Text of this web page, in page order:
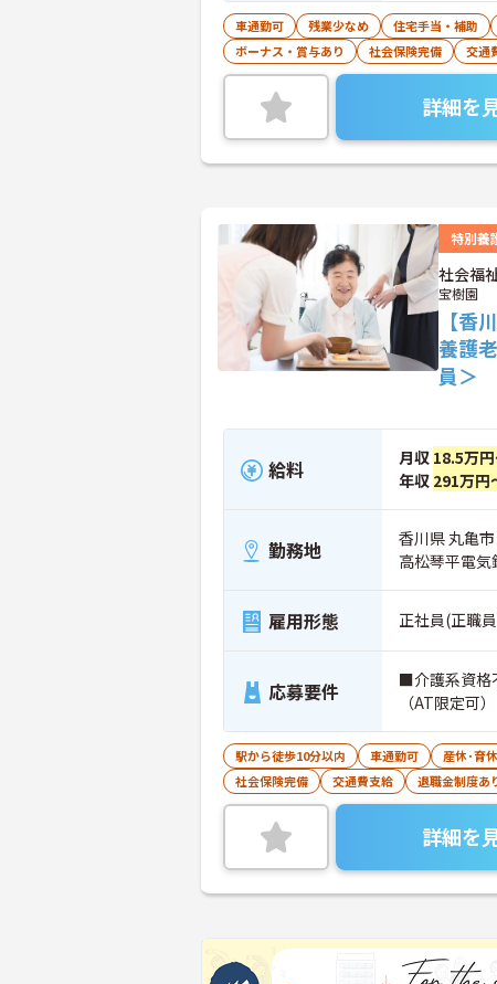
車通勤可 残業少なめ 住宅手当・補助
ボーナス・賞与あり
社会保険完備 交通
詳細を
特別養
社会福
宝樹園
【香
養護
員＞
給料 月収 18.5万
年収 291万円
勤務地
香川県 丸亀
高松琴平電
雇用形態 正社員(正職
応募要件
■介護系資
（AT限定可）
駅から徒歩10分以内 車通勤可 産休･育
社会保険完備
交通費支給 退職金制度あ
詳細を